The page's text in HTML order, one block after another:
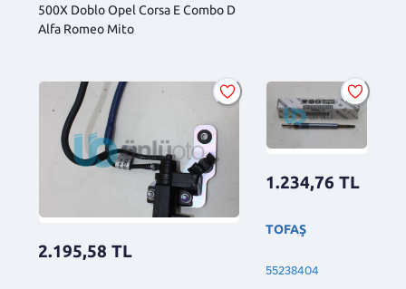
500X Doblo Opel Corsa E Combo D
Alfa Romeo Mito
2.195,58 TL
1.234,76 TL
TOFAŞ
55238404